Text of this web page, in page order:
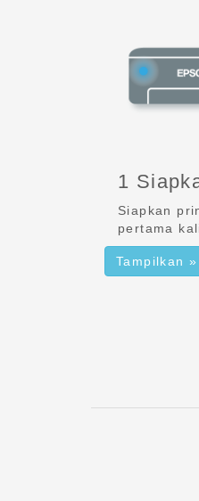
1
Siapkan
pertama
Tampilkan »